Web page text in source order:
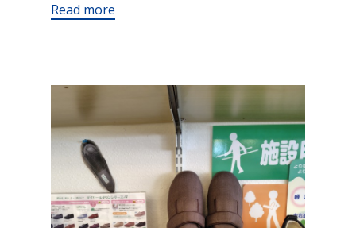
Read more